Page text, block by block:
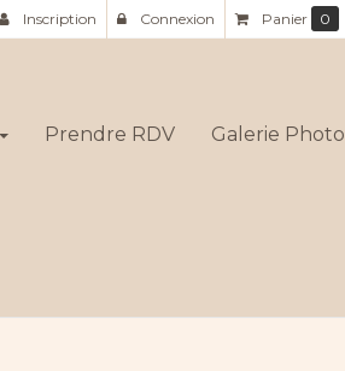
Prendre RDV Galerie Photo
Inscription Connexion Panier 0